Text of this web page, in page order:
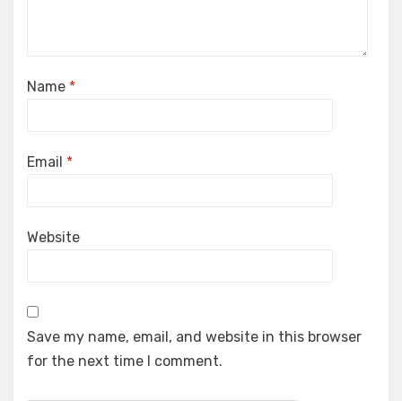
Name *
Email *
Website
Save my name, email, and website in this browser
for the next time I comment.